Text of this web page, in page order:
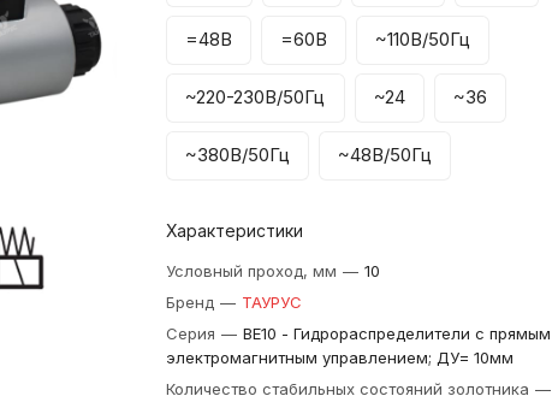
=48В =60В ~110В/50Гц
~220-230В/50Гц ~24 ~36
~380В/50Гц ~48В/50Гц
Характеристики
Условный проход, мм — 10
Бренд — ТАУРУС
Серия — ВЕ10 - Гидрораспределители с прямым
электромагнитным управлением; ДУ= 10мм
Количество стабильных состояний золотника —